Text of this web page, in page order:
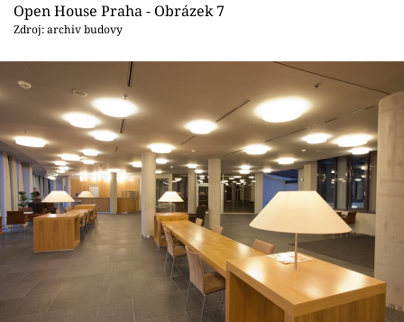
Open House Praha - Obrázek 7
Zdroj: archiv budovy